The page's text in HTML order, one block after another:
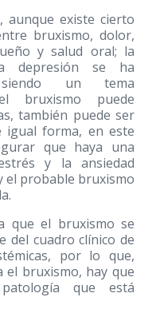
aunque existe cierto
bruxismo, dolor,
y salud oral; la
depresión se ha
siendo un tema
bruxismo puede
también puede ser
igual forma, en este
que haya una
y la ansiedad
el probable bruxismo
que el bruxismo se
del cuadro clínico de
por lo que,
el bruxismo, hay que
que está